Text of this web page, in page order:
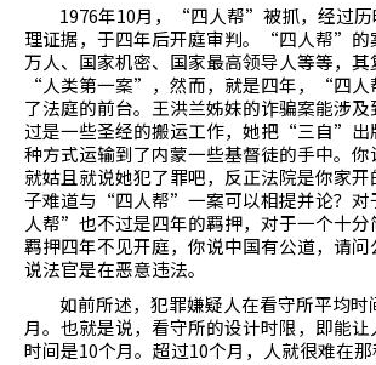
1976年10月，“四人帮”被抓，经过历
理证据，于四年后开庭审判。“四人帮”的
万人、国家机密、国家最高领导人等等，
“人类第一案”，然而，就是四年，“四
了法庭的前台。王洪兰姊妹的诈骗案能涉
过是一些圣经的搬运工作，她把“三自”出
种方式运输到了内蒙一些基督徒的手中。
就姑且就说她犯了罪吧，反正法院是你家
子难道与“四人帮”一案可以相提并论？
人帮”也不过是四年的羁押，对于一个十分
羁押四年不见开庭，你说中国有公道，请
说法官是在恶意违法。
如前所述，犯罪嫌疑人在看守所平均时
月。也就是说，看守所的设计时限，即能
时间是10个月。超过10个月，人就很难在